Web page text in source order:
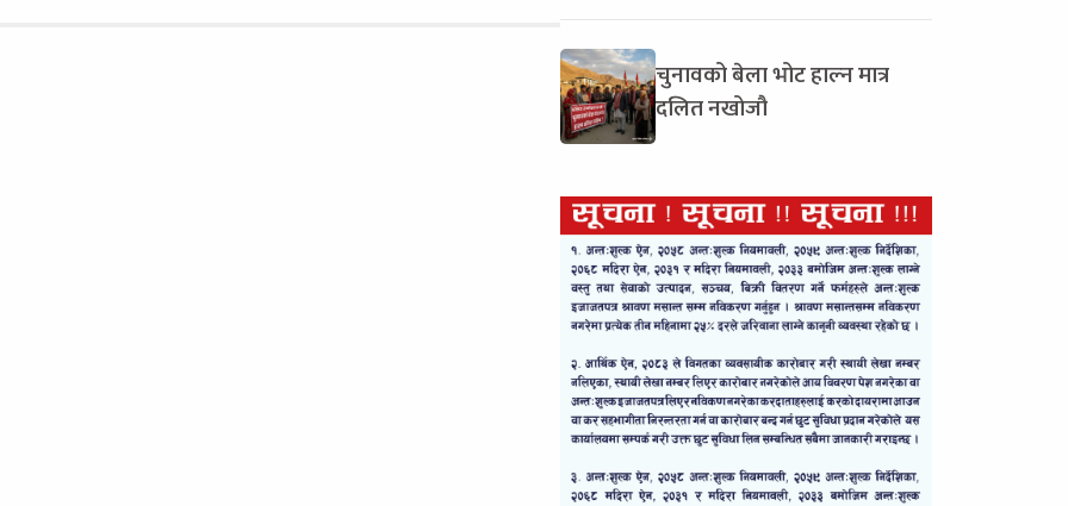
चुनावको बेला भोट हाल्न मात्र
दलित नखोजौ